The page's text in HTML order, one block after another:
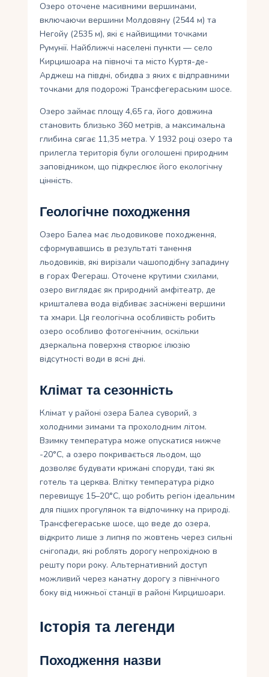
Озеро оточене масивними вершинами,
включаючи вершини Молдовяну (2544 м) та
Негойу (2535 м), які є найвищими точками
Румунії. Найближчі населені пункти — село
Кирцишоара на півночі та місто Куртя-де-
Арджеш на півдні, обидва з яких є відправними
точками для подорожі Трансфегераським шосе.
Озеро займає площу 4,65 га, його довжина
становить близько 360 метрів, а максимальна
глибина сягає 11,35 метра. У 1932 році озеро та
прилегла територія були оголошені природним
заповідником, що підкреслює його екологічну
цінність.
Геологічне походження
Озеро Балеа має льодовикове походження,
сформувавшись в результаті танення
льодовиків, які вирізали чашоподібну западину
в горах Фегераш. Оточене крутими схилами,
озеро виглядає як природний амфітеатр, де
кришталева вода відбиває засніжені вершини
та хмари. Ця геологічна особливість робить
озеро особливо фотогенічним, оскільки
дзеркальна поверхня створює ілюзію
відсутності води в ясні дні.
Клімат та сезонність
Клімат у районі озера Балеа суворий, з
холодними зимами та прохолодним літом.
Взимку температура може опускатися нижче
-20°C, а озеро покривається льодом, що
дозволяє будувати крижані споруди, такі як
готель та церква. Влітку температура рідко
перевищує 15–20°C, що робить регіон ідеальним
для піших прогулянок та відпочинку на природі.
Трансфегераське шосе, що веде до озера,
відкрито лише з липня по жовтень через сильні
снігопади, які роблять дорогу непрохідною в
решту пори року. Альтернативний доступ
можливий через канатну дорогу з північного
боку від нижньої станції в районі Кирцишоари.
Історія та легенди
Походження назви